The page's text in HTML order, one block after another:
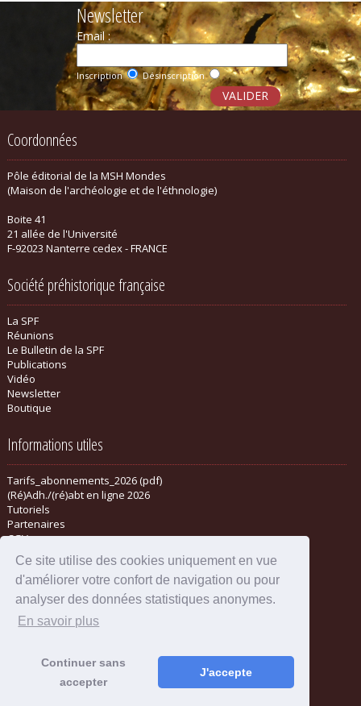
Ce site utilise des cookies uniquement en vue
d'améliorer votre confort de navigation ou pour
analyser des données statistiques anonymes.
En savoir plus
Continuer sans
accepter
J'accepte
Newsletter
Email :
Inscription Désinscription
Coordonnées
Pôle éditorial de la MSH Mondes
(Maison de l'archéologie et de l'éthnologie)
Boite 41
21 allée de l'Université
F-92023 Nanterre cedex - FRANCE
Société préhistorique française
La SPF
Réunions
Le Bulletin de la SPF
Publications
Vidéo
Newsletter
Boutique
Informations utiles
Tarifs_abonnements_2026 (pdf)
(Ré)Adh./(ré)abt en ligne 2026
Tutoriels
Partenaires
CGV